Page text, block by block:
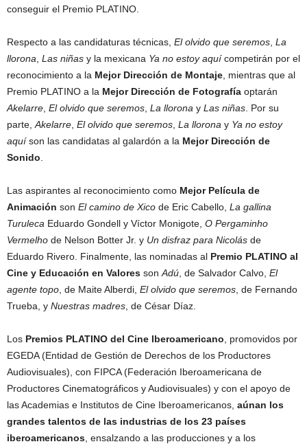
conseguir el Premio PLATINO.
Respecto a las candidaturas técnicas, El olvido que seremos, La
llorona, Las niñas y la mexicana Ya no estoy aquícompetirán por el
reconocimiento a la Mejor Dirección de Montaje, mientras que al
Premio PLATINO a la Mejor Dirección de Fotografía optarán
Akelarre, El olvido que seremos, La llorona y Las niñas. Por su
parte,Akelarre, El olvido que seremos, La llorona y Ya no estoy
aquíson las candidatas al galardón a la Mejor Dirección de
Sonido.
Las aspirantes al reconocimiento como Mejor Película de
Animación son El camino de Xico de Eric Cabello, La gallina
Turuleca Eduardo Gondell y Víctor Monigote, O Pergaminho
Vermelho de Nelson Botter Jr. y Un disfraz para Nicolás de
Eduardo Rivero. Finalmente, las nominadas al Premio PLATINO al
Cine y Educación en Valores sonAdú, de Salvador Calvo, El
agente topo, de Maite Alberdi, El olvido que seremos, de Fernando
Trueba, y Nuestras madres, de César Díaz.
Los Premios PLATINO del Cine Iberoamericano, promovidos por
EGEDA (Entidad de Gestión de Derechos de los Productores
Audiovisuales), con FIPCA (Federación Iberoamericana de
Productores Cinematográficos y Audiovisuales) y con el apoyo de
las Academias e Institutos de Cine Iberoamericanos, aúnan los
grandes talentos de las industrias de los 23 países
iberoamericanos, ensalzando a las producciones y a los